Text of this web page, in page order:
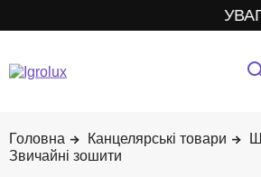
Канцелярські товари
Звичайні зошити